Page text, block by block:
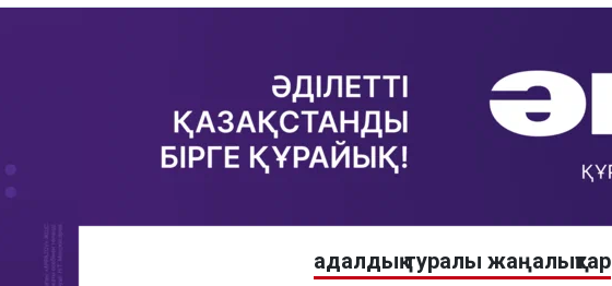
адалдық туралы жаңалықтар